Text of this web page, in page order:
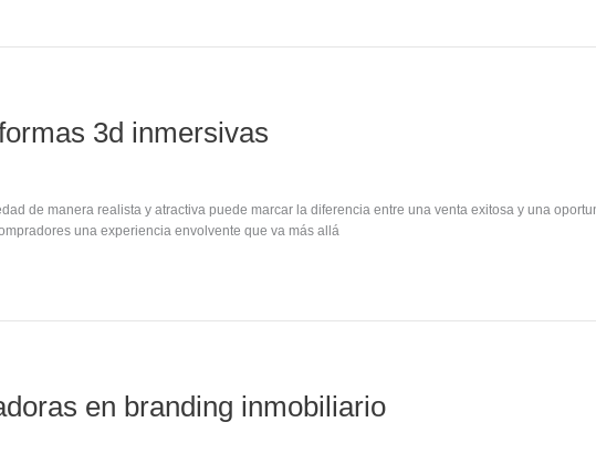
3d inmersivas
de manera realista y atractiva puede marcar la diferencia entre una venta exitosa y una
una experiencia envolvente que va más allá
en branding inmobiliario